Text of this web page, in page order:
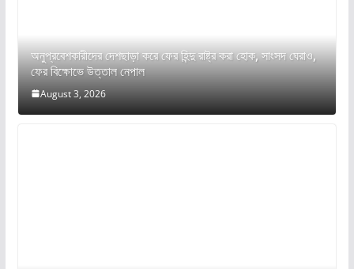
অনুপ্রবেশকারীদের দেশছাড়া করে ফের হিন্দু রাষ্ট্র করা হোক, সাংসদ ঘেরাও,
ফের বিক্ষোভে উত্তাল নেপাল
August 3, 2026